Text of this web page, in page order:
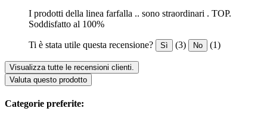
I prodotti della linea farfalla .. sono straordinari . TOP.
Soddisfatto al 100%
Ti è stata utile questa recensione? Sì (3) No (1)
Visualizza tutte le recensioni clienti.
Valuta questo prodotto
Categorie preferite: